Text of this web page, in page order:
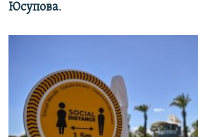
Юсупова.